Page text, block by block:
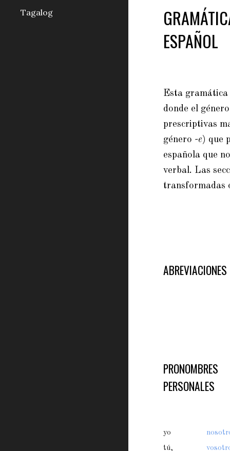
Tagalog
ESPAÑOL
Esta gramática
donde el
prescriptivas
género -e) que
española que
verbal. Las
transformadas
ABREVIACIONES
PRONOMBRES
PERSONALES
yo
tú,